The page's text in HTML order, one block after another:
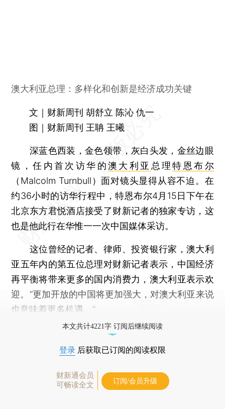
澳大利亚总理：多样化和创新是经济成功关键
文｜财新周刊 胡舒立 陈沁 仇一
图｜财新周刊 王聃 王曦
深蓝色西装，金色领带，灰白头发，金丝边眼
镜，任内首次访华的澳大利亚 总理特恩布尔
（Malcolm Turnbull）面对镜头显得从容不迫。在
约36小时的访华行程中，特恩布尔4月15日下午在
北京东方君悦酒店接受了财新记者的独家专访，这
也是他此行在华惟一一次中国媒体采访。
这位曾经的记者、律师、投资银行家，澳大利
亚五年内的第五位总理对财新记者表示，中国经济
再平衡将带来更多的国内消费力，澳大利亚表示欢
迎。“更加开放的中国将更加强大，对澳大利亚来说
也意味着更多机遇。”
本文共计4221字 订阅后继续阅读
登录 后获取已订阅的阅读权限
财新通会员
可畅读全文
订阅/会员升级